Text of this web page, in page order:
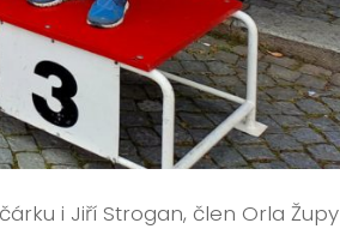
i Jiří Strogan, člen Orla Župy